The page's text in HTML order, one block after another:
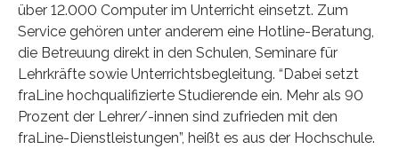
über 12.000 Computer im Unterricht einsetzt. Zum
Service gehören unter anderem eine Hotline-Beratung,
die Betreuung direkt in den Schulen, Seminare für
Lehrkräfte sowie Unterrichtsbegleitung. “Dabei setzt
fraLine hochqualifizierte Studierende ein. Mehr als 90
Prozent der Lehrer/-innen sind zufrieden mit den
fraLine-Dienstleistungen”, heißt es aus der Hochschule.